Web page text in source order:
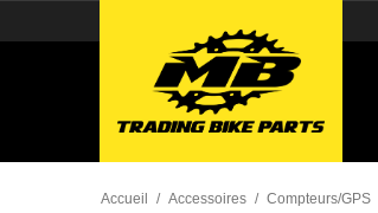
Accueil / Accessoires / Compteurs/GPS